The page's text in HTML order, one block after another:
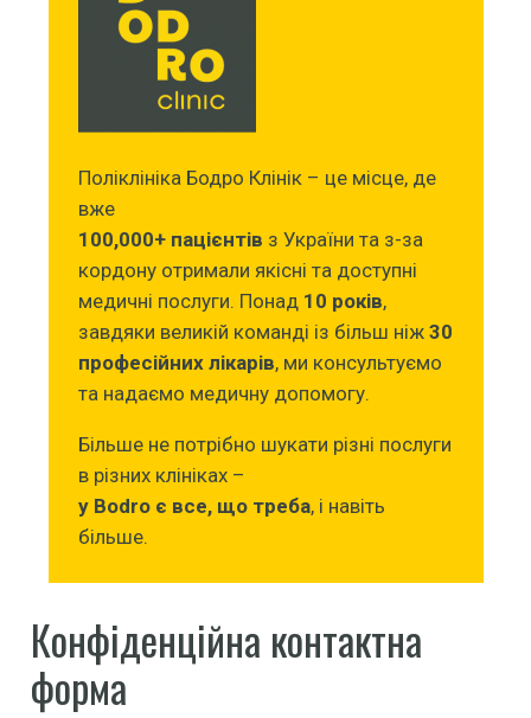
Поліклініка Бодро Клінік – це місце, де
вже
100,000+ пацієнтів з України та з-за
кордону отримали якісні та доступні
медичні послуги. Понад 10 років,
завдяки великій команді із більш ніж 30
професійних лікарів, ми консультуємо
та надаємо медичну допомогу.
Більше не потрібно шукати різні послуги
в різних клініках –
у Bodro є все, що треба, і навіть
більше.
Конфіденційна контактна
форма